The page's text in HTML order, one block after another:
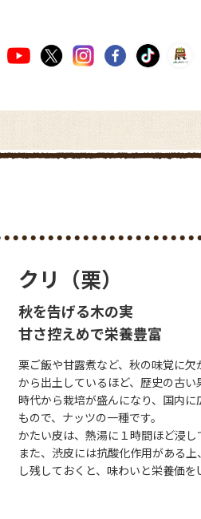
クリ（栗）
秋を告げる木の実
甘さ控えめで栄養豊富
栗ご飯や甘露煮など、秋の味覚に
から出土しているほど、歴史の古
時代から栽培が盛んになり、国内
もので、ナッツの一種です。
かたい皮は、熱湯に１時間ほど浸し
また、渋皮には抗酸化作用がある
し残しておくと、味わいと栄養価を